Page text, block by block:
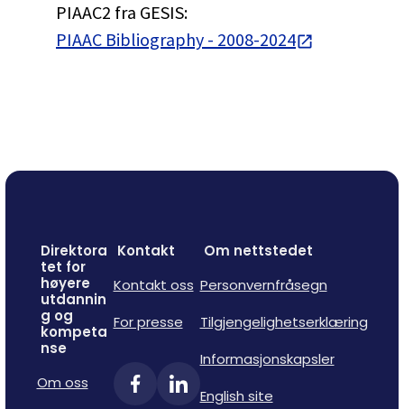
PIAAC2 fra GESIS:
PIAAC Bibliography - 2008-2024
Direktora
tet for
høyere
utdannin
g og
kompeta
nse
Om oss
Kontakt
Kontakt oss
For presse
Om nettstedet
Personvernfråsegn
Tilgjengelighetserklæring
Informasjonskapsler
English site